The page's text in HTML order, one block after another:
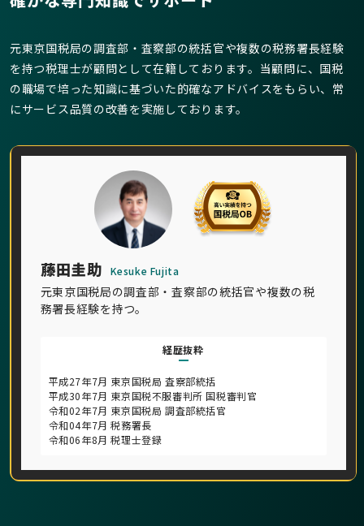
藤田圭助 Kesuke Fujita
元東京国税局の調査部・査察部の統括官や複数の税
務署長経験を持つ。
経歴抜粋
平成27年7月 東京国税局 査察部統括
平成30年7月 東京国税不服審判所 国税審判官
令和02年7月 東京国税局 調査部統括官
令和04年7月 税務署長
令和06年8月 税理士登録
元東京国税局の調査部・査察部の統括官や複数の税務署長経験
を持つ税理士が顧問として在籍しております。当顧問に、国税
の職場で培った知識に基づいた的確なアドバイスをもらい、常
にサービス品質の改善を実施しております。